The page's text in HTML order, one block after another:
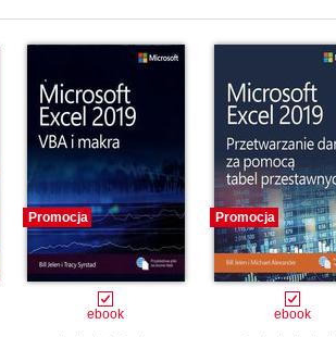
Promocja
ebook
Promocja
ebook